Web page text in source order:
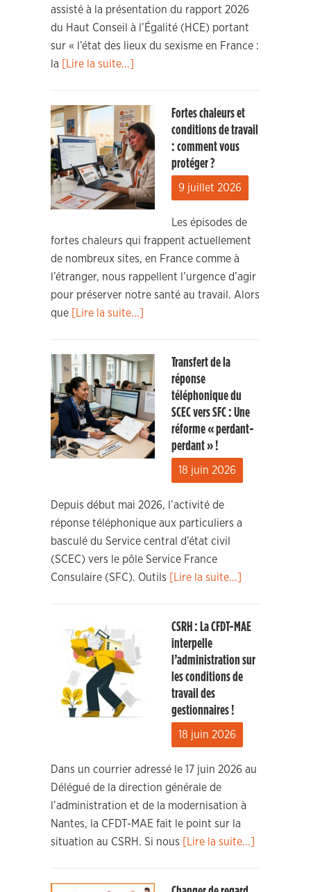
assisté à la présentation du rapport 2026
du Haut Conseil à l’Égalité (HCE) portant
sur « l’état des lieux du sexisme en France :
la
[Lire la suite...]
Fortes chaleurs et
conditions de travail
: comment vous
protéger ?
9 juillet 2026
Les épisodes de
fortes chaleurs qui frappent actuellement
de nombreux sites, en France comme à
l’étranger, nous rappellent l’urgence d’agir
pour préserver notre santé au travail. Alors
que
[Lire la suite...]
Transfert de la
réponse
téléphonique du
SCEC vers SFC : Une
réforme « perdant-
perdant » !
18 juin 2026
Depuis début mai 2026, l’activité de
réponse téléphonique aux particuliers a
basculé du Service central d’état civil
(SCEC) vers le pôle Service France
Consulaire (SFC). Outils
[Lire la suite...]
CSRH : La CFDT-MAE
interpelle
l’administration sur
les conditions de
travail des
gestionnaires !
18 juin 2026
Dans un courrier adressé le 17 juin 2026 au
Délégué de la direction générale de
l’administration et de la modernisation à
Nantes, la CFDT-MAE fait le point sur la
situation au CSRH. Si nous
[Lire la suite...]